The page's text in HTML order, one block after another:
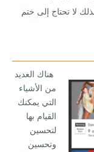
لا تحتاج إلى ختم
هناك العديد
من الأشياء
التي يمكنك
القيام بها
لتحسين
وتحسين